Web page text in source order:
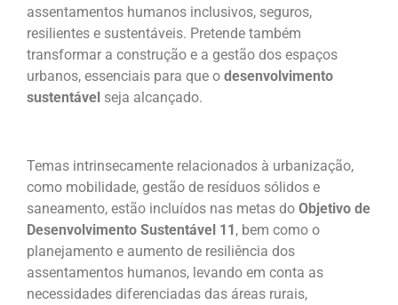
assentamentos humanos inclusivos, seguros,
resilientes e sustentáveis. Pretende também
transformar a construção e a gestão dos espaços
urbanos, essenciais para que o desenvolvimento
sustentável seja alcançado.
Temas intrinsecamente relacionados à urbanização,
como mobilidade, gestão de resíduos sólidos e
saneamento, estão incluídos nas metas do Objetivo de
Desenvolvimento Sustentável 11, bem como o
planejamento e aumento de resiliência dos
assentamentos humanos, levando em conta as
necessidades diferenciadas das áreas rurais,